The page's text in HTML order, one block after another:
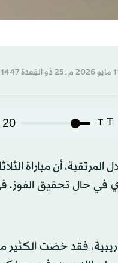
T
T
20
أن مباراة
في حال تحقيق الفوز،
فقد خضت الكثير